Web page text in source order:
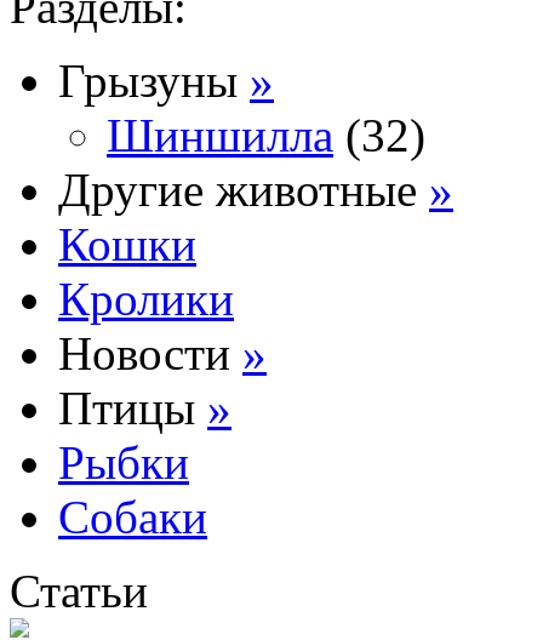
Грызуны »
Шиншилла (32)
Другие животные »
Кошки
Кролики
Новости »
Птицы »
Рыбки
Собаки
Статьи